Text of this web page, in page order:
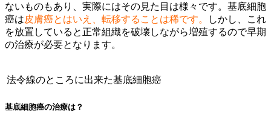
ないものもあり、実際にはその見た目は様々です。基底細胞
癌は皮膚癌とはいえ、転移することは稀です。
しかし、これ
を放置していると正常組織を破壊しながら増殖するので早期
の治療が必要となります。
法令線のところに出来た基底細胞癌
基底細胞癌の治療は？